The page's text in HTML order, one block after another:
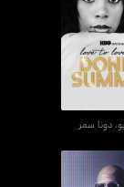
يو، دونا سمر
دونا سمر